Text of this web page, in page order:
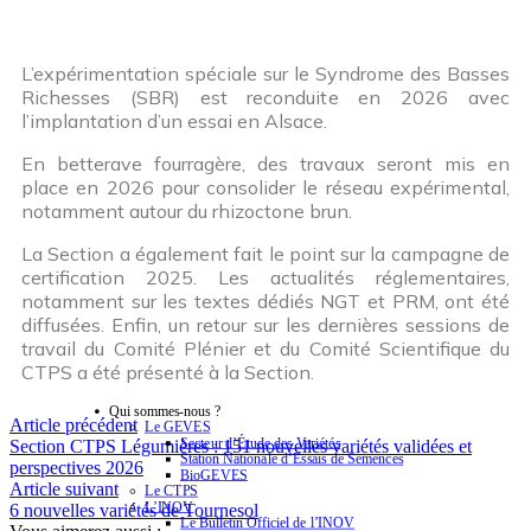
L’expérimentation spéciale sur le Syndrome des Basses
Richesses (SBR) est reconduite en 2026 avec
l’implantation d’un essai en Alsace.
En betterave fourragère, des travaux seront mis en
place en 2026 pour consolider le réseau expérimental,
notamment autour du rhizoctone brun.
La Section a également fait le point sur la campagne de
certification 2025. Les actualités réglementaires,
notamment sur les textes dédiés NGT et PRM, ont été
diffusées. Enfin, un retour sur les dernières sessions de
travail du Comité Plénier et du Comité Scientifique du
CTPS a été présenté à la Section.
Article précédent
Section CTPS Légumières : 151 nouvelles variétés validées et
perspectives 2026
Article suivant
6 nouvelles variétés de Tournesol
Qui sommes-nous ?
Le GEVES
Secteur d’Étude des Variétés
Station Nationale d’Essais de Semences
BioGEVES
Le CTPS
L’INOV
Le Bulletin Officiel de l’INOV